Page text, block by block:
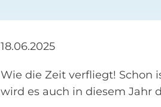
18.06.2025
Wie die Zeit verfliegt! Schon
wird es auch in diesem Jahr